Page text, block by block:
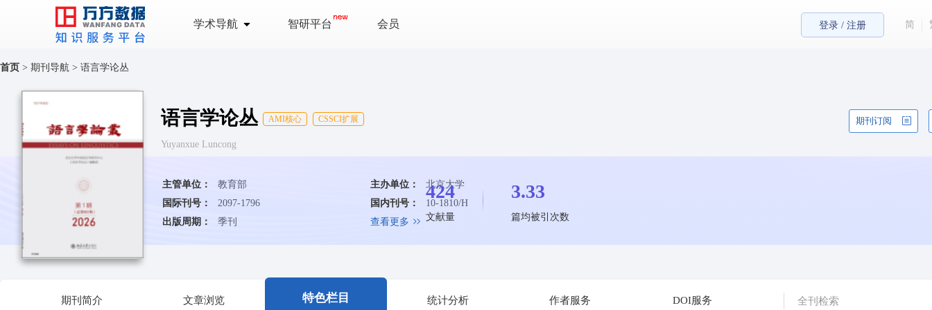
学术导航 智研平台 会员 登录 / 注册 简
首页 > 期刊导航 > 语言学论丛
语言学论丛 AMI核心 CSSCI扩展 期刊订阅
Yuyanxue Luncong
主管单位： 教育部 主办单位：
北京大学
国际刊号：
2097-1796 国内刊号：
10-1810/H
出版周期：
季刊 查看更多
424
文献量
3.33
篇均被引次数
期刊简介 文章浏览 特色栏目 统计分析 作者服务 DOI服务